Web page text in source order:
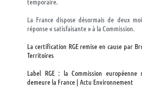
La France dispose désormais de deux
réponse « satisfaisante » à la Commission.
La certification RGE remise en cause par
Territoires
Label RGE : la Commission
demeure la France | Actu Environnement